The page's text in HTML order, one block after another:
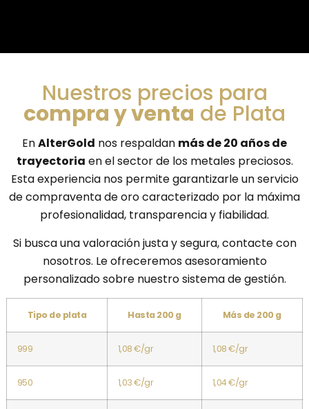
Nuestros precios para
compra y venta de Plata
EnAlterGold nos respaldan más de 20 años de
trayectoria en el sector de los metales preciosos.
Esta experiencia nos permite garantizarle un servicio
de compraventa de oro caracterizado por la máxima
profesionalidad, transparencia y fiabilidad.
Si busca una valoración justa y segura, contacte con
nosotros. Le ofreceremos asesoramiento
personalizado sobre nuestro sistema de gestión.
Tipo de plata Hasta 200 g Más de 200 g
999 1,08 €/gr 1,08 €/gr
950 1,03 €/gr 1,04 €/gr